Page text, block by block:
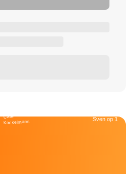
Café
Kockelmann Sven op 1